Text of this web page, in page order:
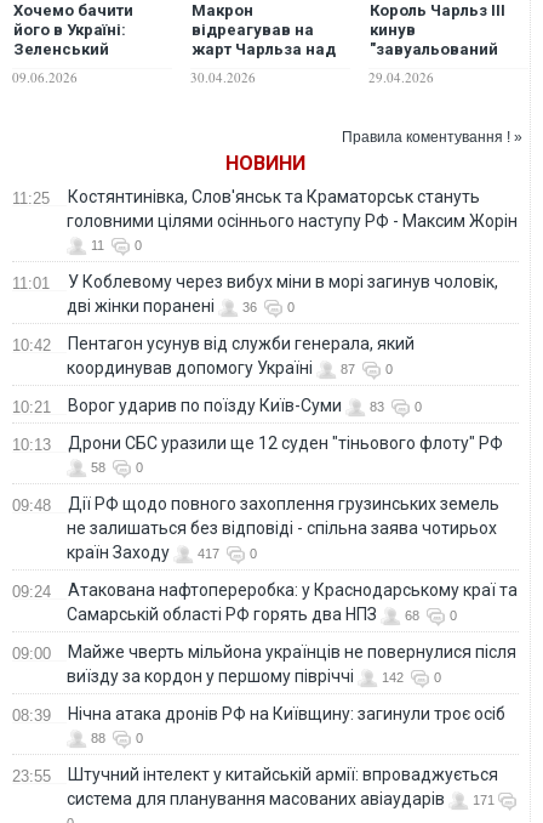
Хочемо бачити
його в Україні:
Зеленський
сподівається
запросити короля
09.06.2026
Макрон
відреагував на
жарт Чарльза над
Трампом у Білому
домі
30.04.2026
Король Чарльз III
кинув
"завуальований
виклик" Трампу
щодо НАТО і
29.04.2026
Правила коментування ! »
НОВИНИ
11:25
Костянтинівка, Слов'янськ та Краматорськ стануть
головними цілями осіннього наступу РФ - Максим Жорін
11 0
11:01
У Коблевому через вибух міни в морі загинув чоловік,
дві жінки поранені
36 0
10:42
Пентагон усунув від служби генерала, який
координував допомогу Україні
87 0
10:21 Ворог ударив по поїзду Київ-Суми 83 0
10:13 Дрони СБС уразили ще 12 суден "тіньового флоту" РФ
58 0
09:48
Дії РФ щодо повного захоплення грузинських земель
не залишаться без відповіді - спільна заява чотирьох
країн Заходу
417 0
09:24
Атакована нафтопереробка: у Краснодарському краї та
Самарській області РФ горять два НПЗ
68 0
09:00
Майже чверть мільйона українців не повернулися після
виїзду за кордон у першому півріччі
142 0
08:39 Нічна атака дронів РФ на Київщину: загинули троє осіб
88 0
23:55
Штучний інтелект у китайській армії: впроваджується
система для планування масованих авіаударів
171